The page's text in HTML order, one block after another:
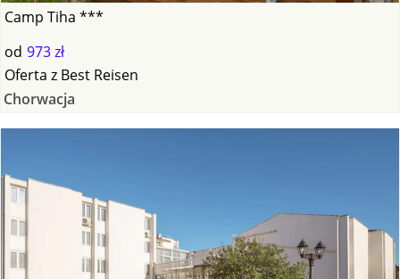
Camp Tiha ***
od 973 zł
Oferta z Best Reisen
Chorwacja